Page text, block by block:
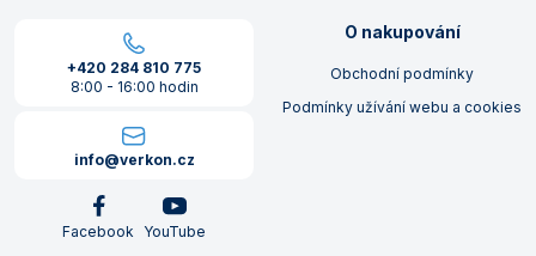
+420 284 810 775
8:00 - 16:00 hodin
info@verkon.cz
Facebook YouTube
O nakupování
Obchodní podmínky
Podmínky užívání webu a cookies